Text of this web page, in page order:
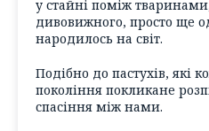
у стайні поміж
дивовижного, просто ще
народилось на світ.
Подібно до пастухів, які
покоління покликане
спасіння між нами.